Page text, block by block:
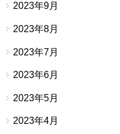
2023年9月
2023年8月
2023年7月
2023年6月
2023年5月
2023年4月